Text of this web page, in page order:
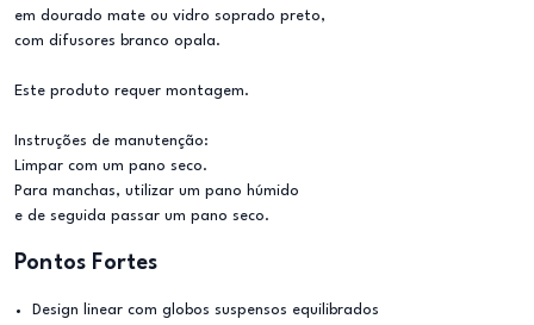
em dourado mate ou vidro soprado preto,
com difusores branco opala.
Este produto requer montagem.
Instruções de manutenção:
Limpar com um pano seco.
Para manchas, utilizar um pano húmido
e de seguida passar um pano seco.
Pontos Fortes
Design linear com globos suspensos equilibrados